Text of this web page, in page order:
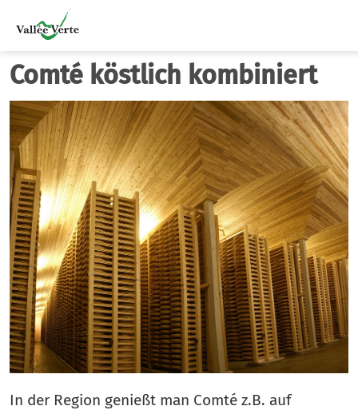
Comté köstlich kombiniert
In der Region genießt man Comté z.B. auf